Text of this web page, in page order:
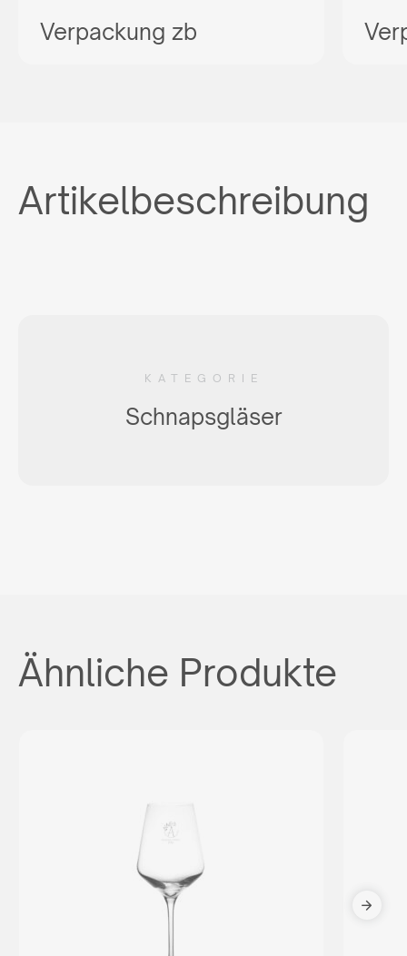
Verpackung zb
Artikelbeschreibung
KATEGORIE
Schnapsgläser
Ähnliche Produkte